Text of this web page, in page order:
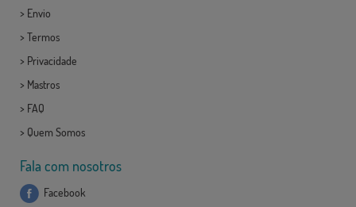
> Envio
> Termos
> Privacidade
> Mastros
> FAQ
> Quem Somos
Fala com nosotros
Facebook